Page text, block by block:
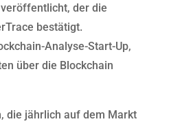
veröffentlicht, der die
bestätigt.
Analyse-Start-Up,
über die Blockchain
die jährlich auf dem Markt